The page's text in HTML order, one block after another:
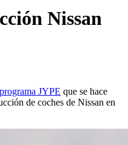
Nissan
programa JYPE que se hace
de coches de Nissan en